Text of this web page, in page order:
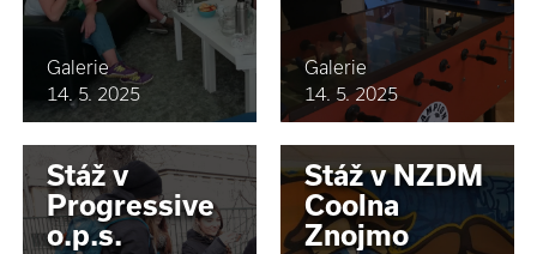
Galerie
14. 5. 2025
Galerie
14. 5. 2025
Stáž v
Progressive
o.p.s.
Stáž v NZDM
Coolna
Znojmo